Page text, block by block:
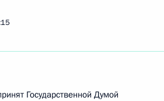
Государственной Думой